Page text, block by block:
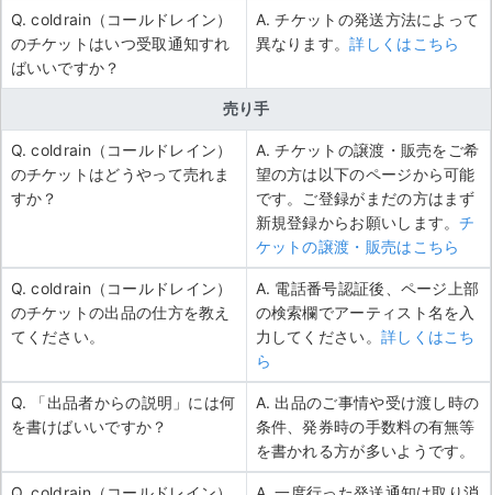
Q. coldrain（コールドレイン）
のチケットはいつ受取通知すれ
ばいいですか？
A. チケットの発送方法によって
異なります。詳しくはこちら
売り手
Q. coldrain（コールドレイン）
のチケットはどうやって売れま
すか？
A. チケットの譲渡・販売をご希
望の方は以下のページから可能
です。ご登録がまだの方はまず
新規登録からお願いします。チ
ケットの譲渡・販売はこちら
Q. coldrain（コールドレイン）
のチケットの出品の仕方を教え
てください。
A. 電話番号認証後、ページ上部
の検索欄でアーティスト名を入
力してください。 詳しくはこち
ら
Q. 「出品者からの説明」には何
を書けばいいですか？
A. 出品のご事情や受け渡し時の
条件、発券時の手数料の有無等
を書かれる方が多いようです。